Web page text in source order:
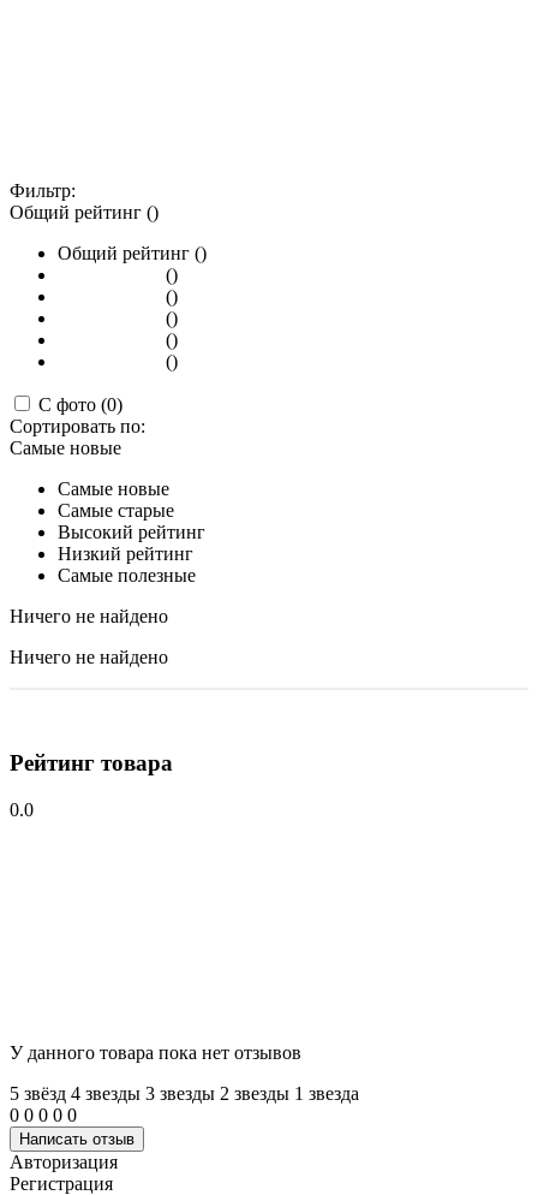
Фильтр:
Общий рейтинг ()
Общий рейтинг ()
()
()
()
()
()
С фото (0)
Сортировать по:
Самые новые
Самые новые
Самые старые
Высокий рейтинг
Низкий рейтинг
Самые полезные
Ничего не найдено
Ничего не найдено
Рейтинг товара
0.0
У данного товара пока нет отзывов
5 звёзд 4 звeзды 3 звeзды 2 звeзды 1 звeзда
0 0 0 0 0
Написать отзыв
Авторизация
Регистрация